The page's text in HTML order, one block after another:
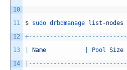
10
11
12
13
14
$ sudo drbdmanage list -nodes
+-- -- -- -- -- -- -- -- -- -- -- -- -- --
Name Pool Size
-- -- -- -- -- -- -- -- -- -- -- -- -- --